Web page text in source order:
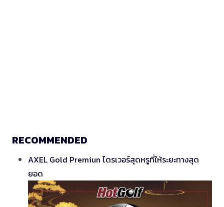
RECOMMENDED
AXEL Gold Premiun ไดรเวอร์สุดหรูที่ให้ระยะทางสุด
ยอด